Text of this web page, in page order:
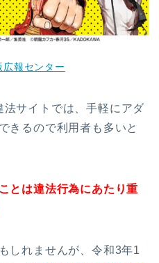
広報センター
サイトでは、手軽にアダ
きるので利用者も多いと
とは違法行為にあたり重
しれませんが、令和3年1